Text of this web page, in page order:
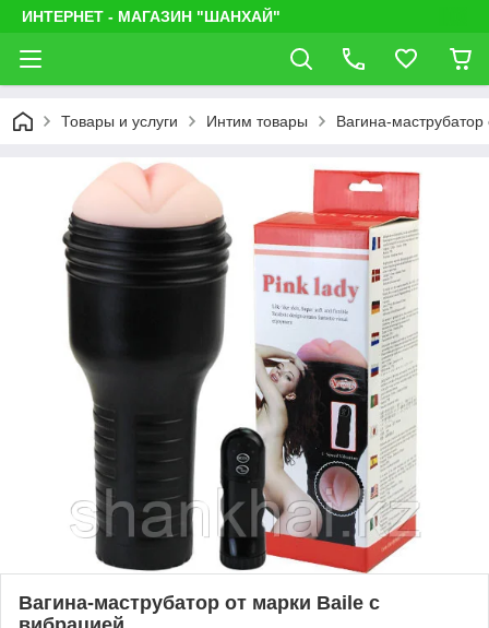
ИНТЕРНЕТ - МАГАЗИН "ШАНХАЙ"
Товары и услуги Интим товары Вагина-
Вагина-маструбатор от марки Baile с